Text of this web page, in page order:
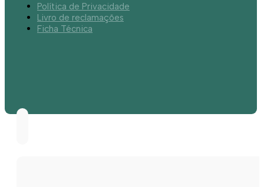
Política de Privacidade
Livro de reclamações
Ficha Técnica